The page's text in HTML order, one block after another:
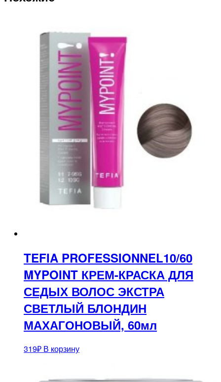
TEFIA PROFESSIONNEL10/60
MYPOINT КРЕМ-КРАСКА ДЛЯ
СЕДЫХ ВОЛОС ЭКСТРА
СВЕТЛЫЙ БЛОНДИН
МАХАГОНОВЫЙ, 60мл
319₽ В корзину